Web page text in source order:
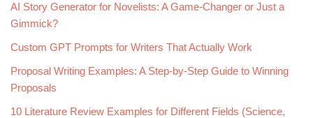
AI Story Generator for Novelists: A Game-Changer or Just a
Gimmick?
Custom GPT Prompts for Writers That Actually Work
Proposal Writing Examples: A Step-by-Step Guide to Winning
Proposals
10 Literature Review Examples for Different Fields (Science,